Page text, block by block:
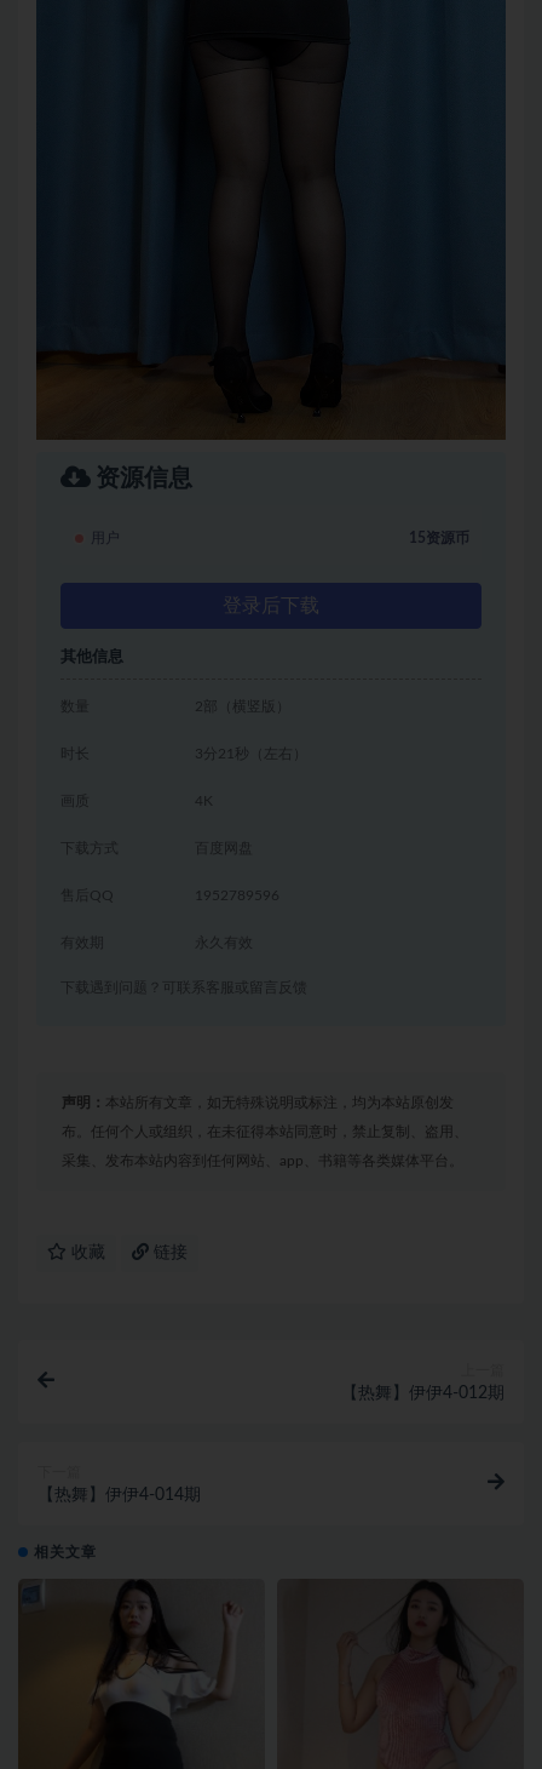
资源信息
用户 15资源币
登录后下载
其他信息
数量 2部（横竖版）
时长 3分21秒（左右）
4K
下载方式 百度网盘
售后QQ 1952789596
有效期 永久有效
下载遇到问题？可联系客服或留言反馈
声明： 本站所有文章，如无特殊说明或标注，均为本站原创发
布。任何个人或组织，在未征得本站同意时，禁止复制、盗用、
采集、发布本站内容到任何网站、app、书籍等各类媒体平台。
收藏 链接
【热舞】伊伊4-012期
【热舞】伊伊4-014期
相关文章